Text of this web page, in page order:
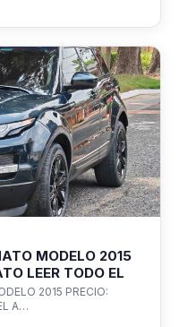
MODELO 2015
LEER TODO EL
2015 PRECIO:
A…